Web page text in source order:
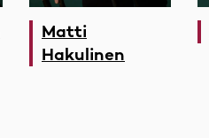
Matti
Hakulinen